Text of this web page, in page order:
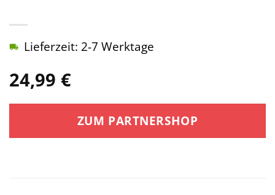
24,99 €
Lieferzeit: 2-7 Werktage
ZUM PARTNERSHOP